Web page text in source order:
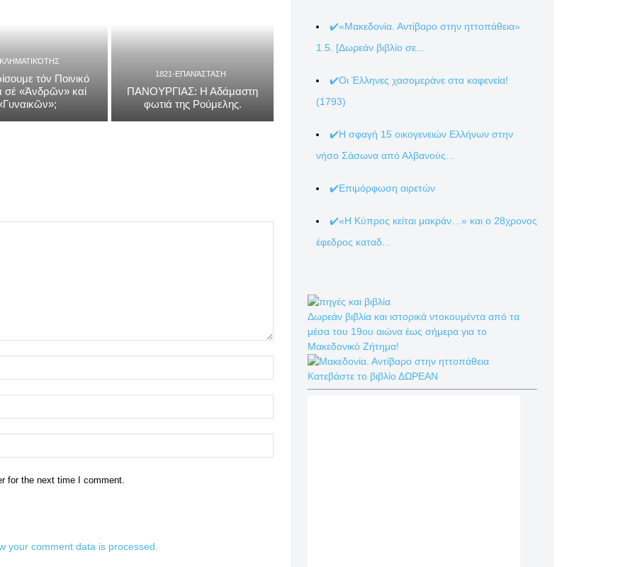
τόν Ποινικό
σέ «Ἀνδρῶν» καί
1821-ΕΠΑΝΆΣΤΑΣΗ
ΠΑΝΟΥΡΓΙΑΣ: Η Αδάμαστη
φωτιά της Ρούμελης.
for the next time I comment.
your comment data is processed.
✔️«Μακεδονία. Αντίβαρο στην ηττοπάθεια»
1.5. [Δωρεάν βιβλίο σε...
✔️Οι Έλληνες χασομεράνε στα καφενεία!
(1793)
✔️Η σφαγή 15 οικογενειών Ελλήνων στην
νήσο Σάσωνα από Αλβανούς...
✔️Επιμόρφωση αιρετών
✔️«Η Κύπρος κείται μακράν…» και ο 28χρονος
έφεδρος καταδ...
Δωρεάν βιβλία και ιστορικά ντοκουμέντα από τα
μέσα του 19ου αιώνα έως σήμερα για το
Μακεδονικό Ζήτημα!
Κατεβάστε το βιβλίο ΔΩΡΕΑΝ